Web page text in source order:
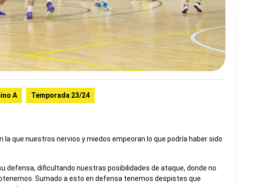
A Temporada 23/24
que nuestros nervios y miedos empeoran lo que podría haber sido
defensa, dificultando nuestras posibilidades de ataque, donde no
Sumado a esto en defensa tenemos despistes que